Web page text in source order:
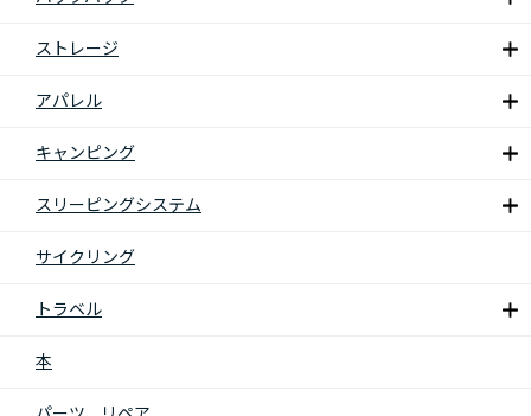
ストレージ
アパレル
キャンピング
スリーピングシステム
サイクリング
トラベル
本